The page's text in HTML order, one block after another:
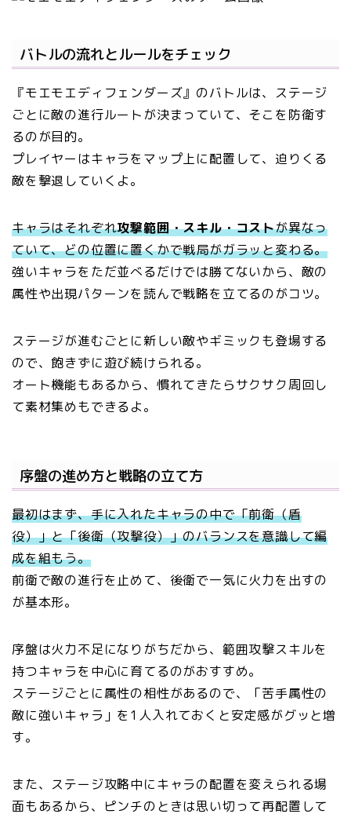
バトルの流れとルールをチェック
『モエモエディフェンダーズ』のバトルは、ステージ
ごとに敵の進行ルートが決まっていて、そこを防衛す
るのが目的。
プレイヤーはキャラをマップ上に配置して、迫りくる
敵を撃退していくよ。
キャラはそれぞれ攻撃範囲・スキル・コストが異なっ
ていて、どの位置に置くかで戦局がガラッと変わる。
強いキャラをただ並べるだけでは勝てないから、敵の
属性や出現パターンを読んで戦略を立てるのがコツ。
ステージが進むごとに新しい敵やギミックも登場する
ので、飽きずに遊び続けられる。
オート機能もあるから、慣れてきたらサクサク周回し
て素材集めもできるよ。
序盤の進め方と戦略の立て方
最初はまず、手に入れたキャラの中で「前衛（盾
役）」と「後衛（攻撃役）」のバランスを意識して編
成を組もう。
前衛で敵の進行を止めて、後衛で一気に火力を出すの
が基本形。
序盤は火力不足になりがちだから、範囲攻撃スキルを
持つキャラを中心に育てるのがおすすめ。
ステージごとに属性の相性があるので、「苦手属性の
敵に強いキャラ」を1人入れておくと安定感がグッと増
す。
また、ステージ攻略中にキャラの配置を変えられる場
面もあるから、ピンチのときは思い切って再配置して